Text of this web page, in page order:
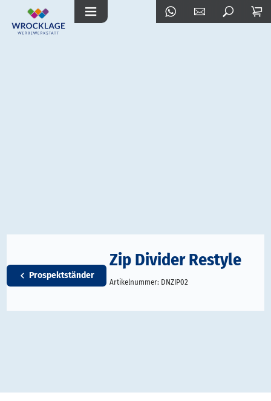
Prospektständer
Zip Divider Restyle
Artikelnummer: DNZIP02